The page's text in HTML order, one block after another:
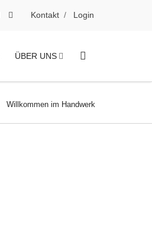
Kontakt Login
ÜBER UNS
Willkommen im Handwerk